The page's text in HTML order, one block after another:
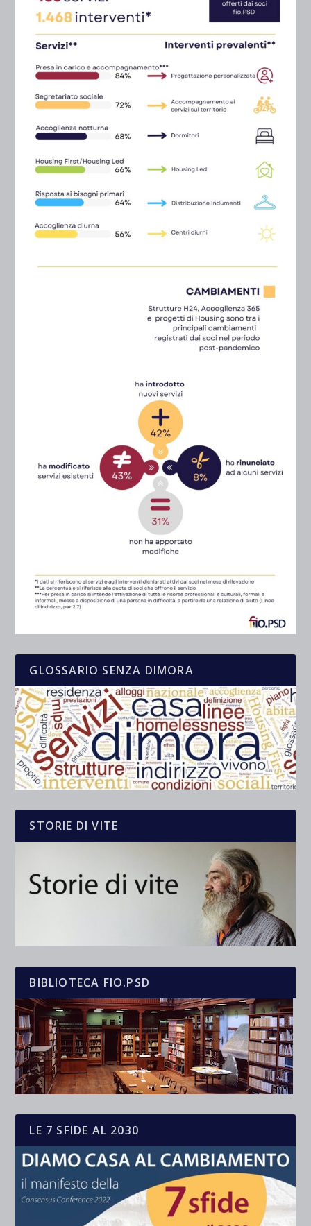
GLOSSARIO SENZA DIMORA
STORIE DI VITE
BIBLIOTECA FIO.PSD
LE 7 SFIDE AL 2030